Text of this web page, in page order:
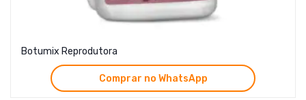
Botumix Reprodutora
Comprar no WhatsApp